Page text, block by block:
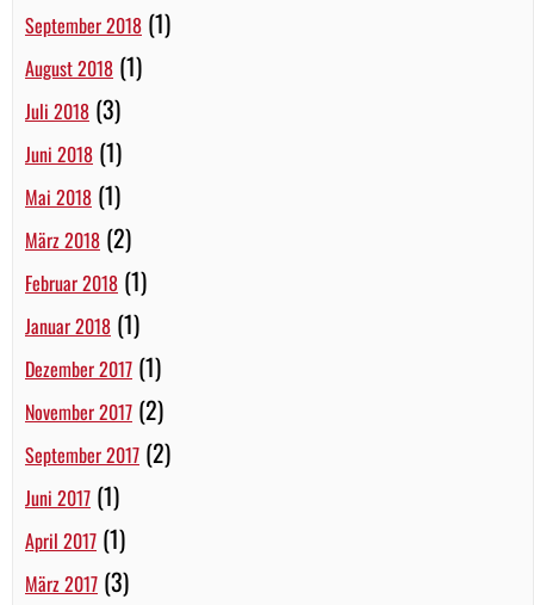
September 2018 (1)
August 2018 (1)
Juli 2018 (3)
Juni 2018 (1)
Mai 2018 (1)
März 2018 (2)
Februar 2018 (1)
Januar 2018 (1)
Dezember 2017 (1)
November 2017 (2)
September 2017 (2)
Juni 2017 (1)
April 2017 (1)
März 2017 (3)